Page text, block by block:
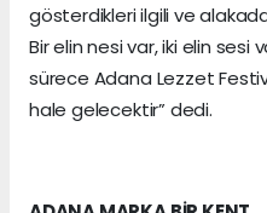
gösterdikleri ilgili ve
Bir elin nesi var, iki elin
sürece Adana Lezzet
hale gelecektir” dedi.